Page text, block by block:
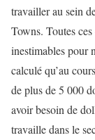
travailler au sein
Towns. Toutes
inestimables pour
calculé qu’au
de plus de 5 000
avoir besoin de
travaille dans le